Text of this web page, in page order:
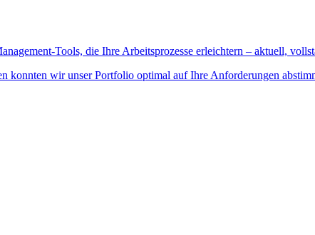
Tools, die Ihre Arbeitsprozesse erleichtern – aktuell,
konnten wir unser Portfolio optimal auf Ihre Anforderungen